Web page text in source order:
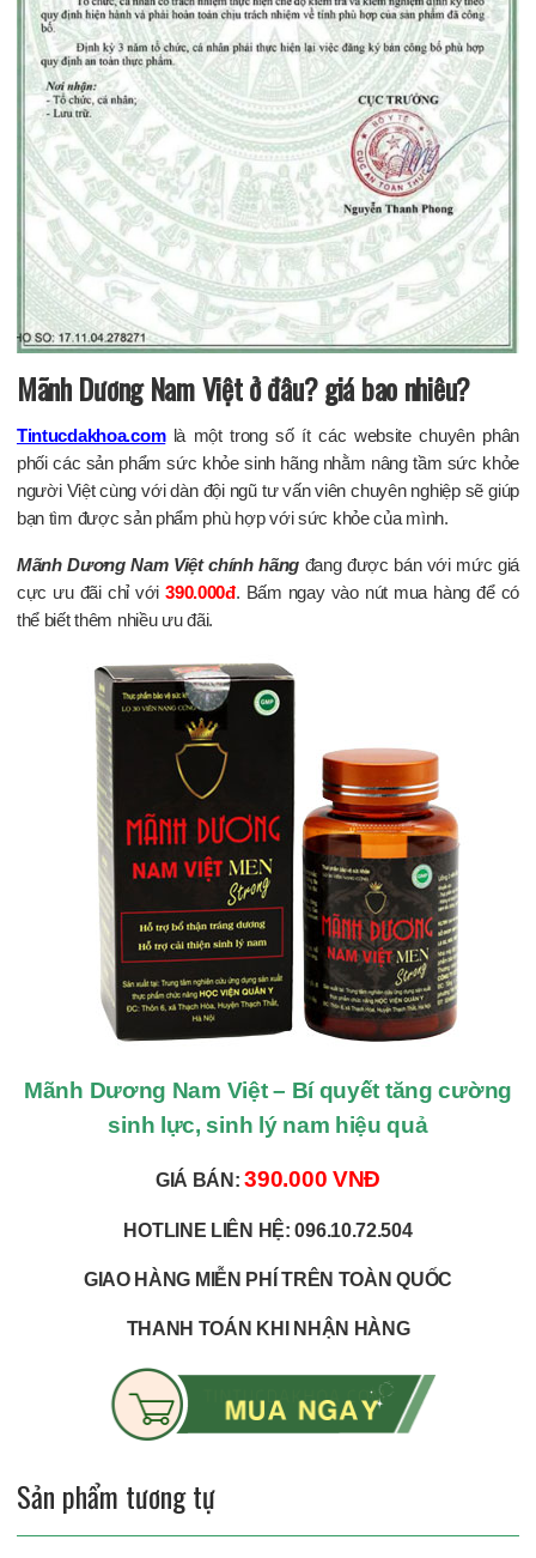
Mãnh Dương Nam Việt ở đâu? giá bao nhiêu?
Tintucdakhoa.comlà một trong số ít các website chuyên phân
phối các sản phẩm sức khỏe sinh hãng nhằm nâng tầm sức khỏe
người Việt cùng với dàn đội ngũ tư vấn viên chuyên nghiệp sẽ giúp
bạn tìm được sản phẩm phù hợp với sức khỏe của mình.
Mãnh Dương Nam Việt chính hãng đang được bán với mức giá
cực ưu đãi chỉ với390.000đ. Bấm ngay vào nút mua hàng để có
thể biết thêm nhiều ưu đãi.
Mãnh Dương Nam Việt – Bí quyết tăng cường
sinh lực, sinh lý nam hiệu quả
GIÁ BÁN:390.000 VNĐ
HOTLINE LIÊN HỆ: 096.10.72.504
GIAO HÀNG MIỄN PHÍ TRÊN TOÀN QUỐC
THANH TOÁN KHI NHẬN HÀNG
Sản phẩm tương tự